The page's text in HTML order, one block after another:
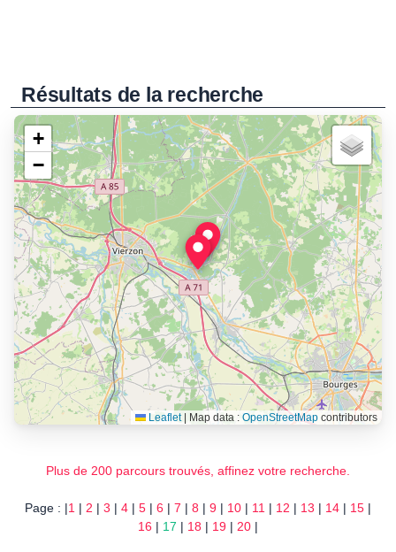
Résultats de la recherche
+
−
Leaflet Map data : OpenStreetMapcontributors
Plus de 200 parcours trouvés, affinez votre recherche.
Page : |1 | 2 | 3 | 4 | 5 | 6 | 7 | 8 | 9 | 10 | 11 | 12 | 13 | 14 | 15 |
16 | 17 | 18 | 19 | 20 |